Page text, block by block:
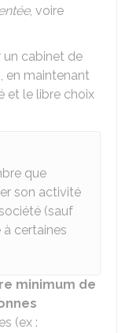
, voire
un cabinet de
en maintenant
et le libre choix
que
son activité
(sauf
certaines
minimum de
(ex :